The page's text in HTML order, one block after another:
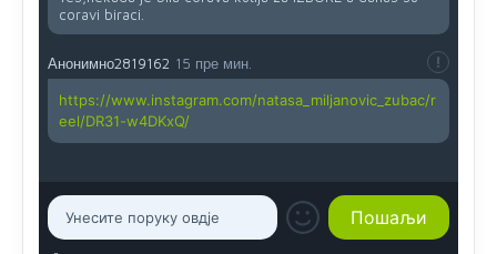
coravi biraci.
Анонимно2819162 15 пре мин.
https://www.instagram.com/natasa_miljanovic_zubac/r
eel/DR31-w4DKxQ/